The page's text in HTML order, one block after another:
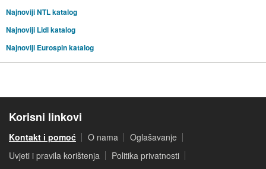
Najnoviji NTL katalog
Najnoviji Lidl katalog
Najnoviji Eurospin katalog
Korisni linkovi
Kontakt i pomoć O nama
Oglašavanje
Uvjeti i pravila korištenja
Politika privatnosti